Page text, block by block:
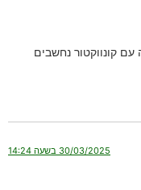
קונווקטור נחשבים
30/03/2025 בשעה 14:24